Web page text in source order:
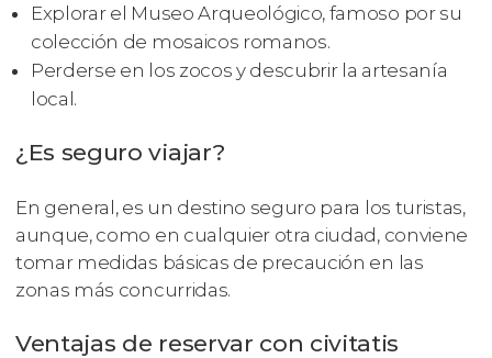
Explorar el Museo Arqueológico, famoso por su
colección de mosaicos romanos.
Perderse en los zocos y descubrir la artesanía
local.
¿Es seguro viajar?
En general, es un destino seguro para los turistas,
aunque, como en cualquier otra ciudad, conviene
tomar medidas básicas de precaución en las
zonas más concurridas.
Ventajas de reservar con civitatis